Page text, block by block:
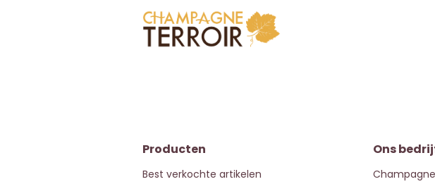
Producten
Best verkochte artikelen
Ons